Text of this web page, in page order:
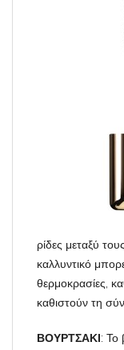
ρίδες μεταξύ
καλλυντικό
θερμοκρασίες,
καθιστούν τη
ΒΟΥΡΤΣΑΚΙ: Το